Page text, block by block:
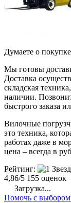
Думаете о
Мы готовы
Доставка
складская
наличии.
быстрого заказа
Вилочные
это техника,
работах даже в
цена – всегда в
Рейтинг:
4,86/5 155 оценок
Загрузка...
Помочь с